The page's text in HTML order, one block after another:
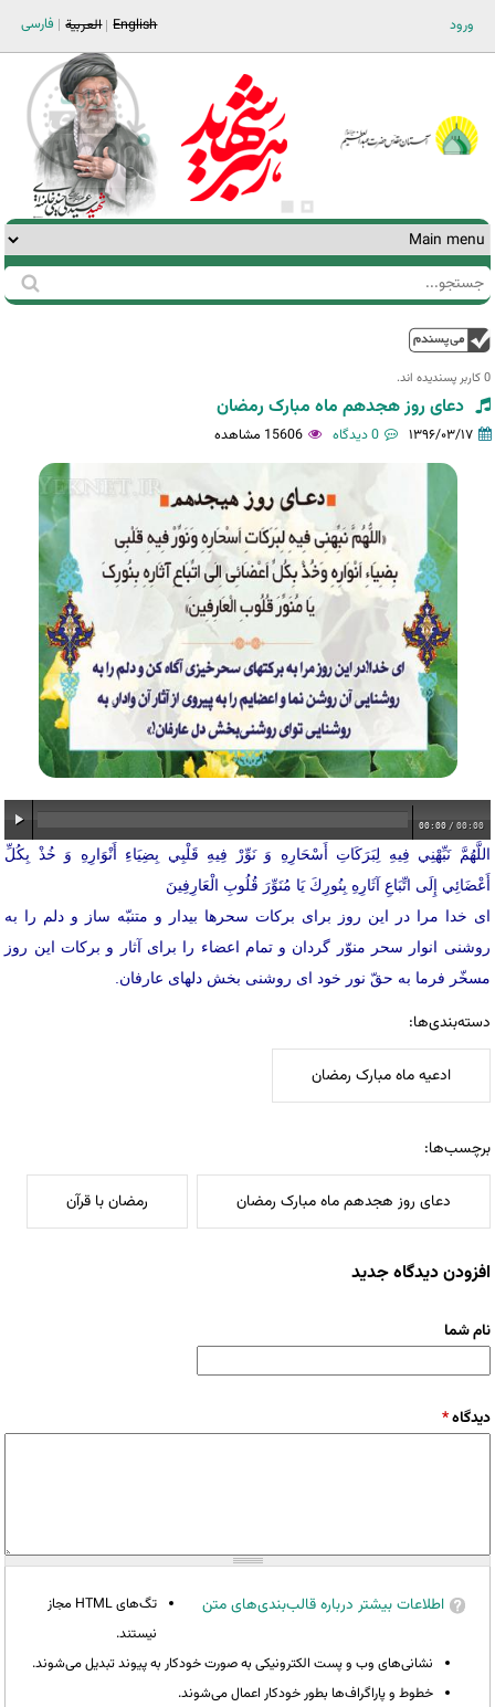
ورود فارسی العربية English
فرم
جستجو
جستجو
0 کاربر پسندیده اند.‎
دعای روز هجدهم ماه مبارک رمضان
۱۳۹۶/۰۳/۱۷ 0 دیدگاه 15606 مشاهده
00:00 / 00:00
اللَّهُمَّ نَبِّهْنِي فِيهِ لِبَرَكَاتِ أَسْحَارِهِ ‏وَ نَوِّرْ فِيهِ قَلْبِي بِضِيَاءِ أَنْوَارِهِ وَ خُذْ بِكُلِّ
أَعْضَائِي إِلَى اتِّبَاعِ آثَارِهِ بِنُورِكَ يَا مُنَوِّرَ قُلُوبِ الْعَارِفِينَ‏
اى خدا مرا در اين روز براى بركات سحرها بيدار و متنبّه ساز و دلم را به
روشنى انوار سحر منوّر گردان و تمام اعضاء را براى آثار و بركات اين روز
مسخّر فرما به حقّ نور خود اى روشنى بخش دلهاى عارفان.
دسته‌بندی‌ها:
ادعیه ماه مبارک رمضان
برچسب‌ها:
دعای روز هجدهم ماه مبارک رمضان رمضان با قرآن
افزودن دیدگاه جدید
نام شما
دیدگاه*
اطلاعات بیشتر درباره قالب‌بندی‌های متن
تگ‌های HTML مجاز
نیستند.
نشانی‌های وب و پست الکترونیکی به صورت خودکار به پیوند تبدیل می‌شوند.
خطوط و پاراگراف‌ها بطور خودکار اعمال می‌شوند.